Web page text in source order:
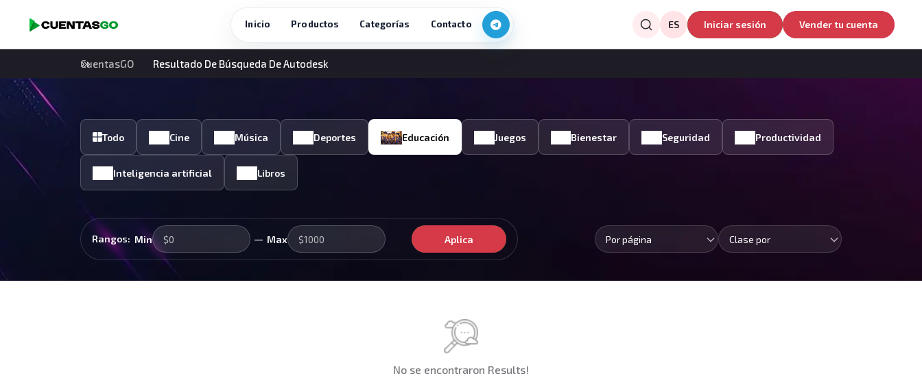
Inicio Productos Categorías Contacto ES Iniciar sesión Vender tu cuenta
CuentasGO Resultado De Búsqueda De Autodesk
Todo Cine Música Deportes Educación Juegos Bienestar Seguridad Productividad
Inteligencia artificial Libros
Rangos: Min — Max Aplica Por página Clase por
No se encontraron Results!